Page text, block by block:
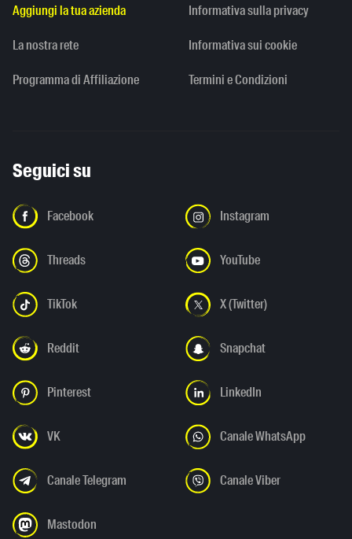
Aggiungi la tua azienda
La nostra rete
Programma di Affiliazione
Informativa sulla privacy
Informativa sui cookie
Termini e Condizioni
Seguici su
Facebook Instagram
Threads YouTube
TikTok X (Twitter)
Reddit Snapchat
Pinterest LinkedIn
VK Canale WhatsApp
Canale Telegram Canale Viber
Mastodon